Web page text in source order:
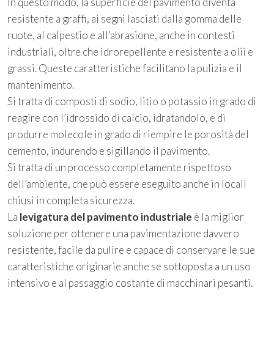
resistente a graffi, ai segni lasciati dalla gomma delle
ruote, al calpestio e all’abrasione, anche in contesti
industriali, oltre che idrorepellente e resistente a olii e
grassi. Queste caratteristiche facilitano la pulizia e il
mantenimento.
Si tratta di composti di sodio, litio o potassio in grado di
reagire con l’idrossido di calcio, idratandolo, e di
produrre molecole in grado di riempire le porosità del
cemento, indurendo e sigillando il pavimento.
Si tratta di un processo completamente rispettoso
dell’ambiente, che può essere eseguito anche in locali
chiusi in completa sicurezza.
La levigatura del pavimento industriale è la miglior
soluzione per ottenere una pavimentazione davvero
resistente, facile da pulire e capace di conservare le sue
caratteristiche originarie anche se sottoposta a un uso
intensivo e al passaggio costante di macchinari pesanti.